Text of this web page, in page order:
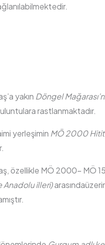
yakın Döngel
rastlanmaktadır.
yerleşimin MÖ 2000
özellikle MÖ 2000- MÖ
Anadolu illeri)